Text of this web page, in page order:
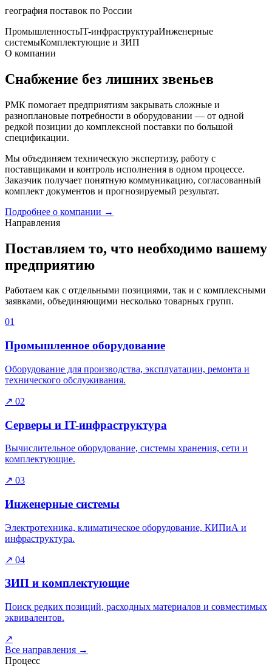
география поставок по России
ПромышленностьIT-инфраструктураИнженерные
системыКомплектующие и ЗИП
О компании
Снабжение без лишних звеньев
РМК помогает предприятиям закрывать сложные и
разноплановые потребности в оборудовании — от одной
редкой позиции до комплексной поставки по большой
спецификации.
Мы объединяем техническую экспертизу, работу с
поставщиками и контроль исполнения в одном процессе.
Заказчик получает понятную коммуникацию, согласованный
комплект документов и прогнозируемый результат.
Подробнее о компании →
Направления
Поставляем то, что необходимо вашему
предприятию
Работаем как с отдельными позициями, так и с комплексными
заявками, объединяющими несколько товарных групп.
01
Промышленное оборудование
Оборудование для производства, эксплуатации, ремонта и
технического обслуживания.
↗ 02
Серверы и IT-инфраструктура
Вычислительное оборудование, системы хранения, сети и
комплектующие.
↗ 03
Инженерные системы
Электротехника, климатическое оборудование, КИПиА и
инфраструктура.
↗ 04
ЗИП и комплектующие
Поиск редких позиций, расходных материалов и совместимых
эквивалентов.
↗
Все направления →
Процесс